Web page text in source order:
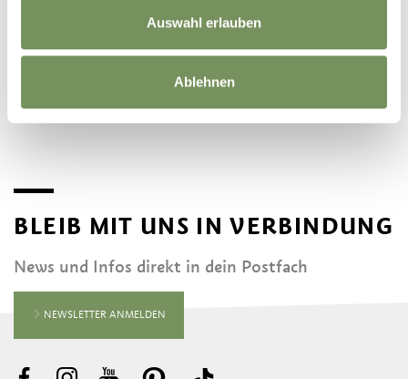
Auswahl erlauben
Ablehnen
BLEIB MIT UNS IN VERBINDUNG
News und Infos direkt in dein Postfach
NEWSLETTER ANMELDEN